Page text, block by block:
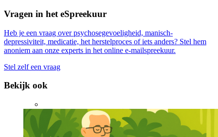
Vragen in het eSpreekuur
Heb je een vraag over psychosegevoeligheid, manisch-
depressiviteit, medicatie, het herstelproces of iets anders? Stel hem
anoniem aan onze experts in het online e-mailspreekuur.
Stel zelf een vraag
Bekijk ook